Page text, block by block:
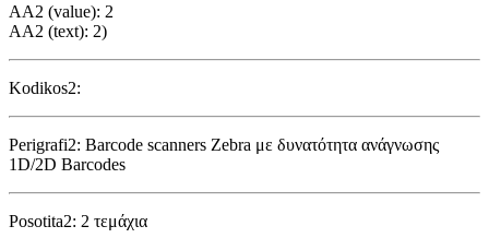
AA2 (value): 2
AA2 (text): 2)
Kodikos2:
Perigrafi2: Barcode scanners Zebra με δυνατότητα ανάγνωσης
1D/2D Barcodes
Posotita2: 2 τεμάχια